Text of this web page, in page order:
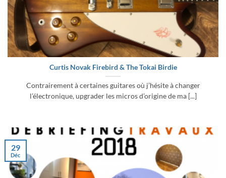
Curtis Novak Firebird & The Tokai Birdie
Contrairement à certaines guitares où j’hésite à changer
l’électronique, upgrader les micros d’origine de ma [...]
29
Déc